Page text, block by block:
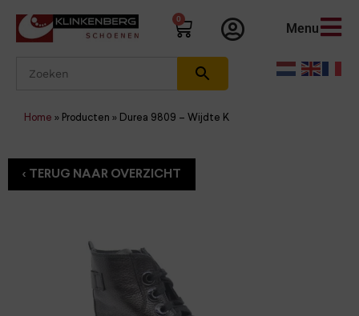
0
Menu
Home » Producten » Durea 9809 – Wijdte K